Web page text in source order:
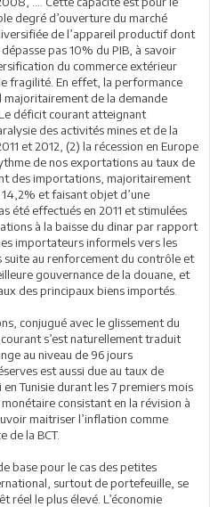
degré d’ouverture du marché
de l’appareil productif dont
pas 10% du PIB, à savoir
du commerce extérieur
fragilité. En effet, la performance
de la demande
déficit courant atteignant
des activités mines et de la
et 2012, (2) la récession en Europe
de nos exportations au taux de
des importations, majoritairement
et faisant objet d’une
été effectués en 2011 et stimulées
à la baisse du dinar par rapport
importateurs informels vers les
au renforcement du contrôle et
gouvernance de la douane, et
des principaux biens importés.
conjugué avec le glissement du
s’est naturellement traduit
au niveau de 96 jours
est aussi due au taux de
Tunisie durant les 7 premiers mois
consistant en la révision à
maitriser l’inflation comme
de la BCT.
base pour le cas des petites
surtout de portefeuille, se
réel le plus élevé. L’économie